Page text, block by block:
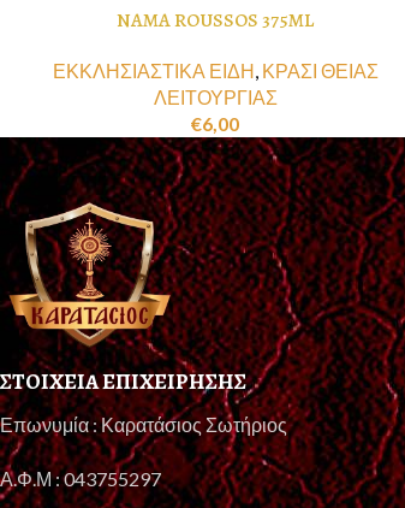
NAMA ROUSSOS 375ML
ΕΚΚΛΗΣΙΑΣΤΙΚΑ ΕΙΔΗ, ΚΡΑΣΙ ΘΕΙΑΣ
ΛΕΙΤΟΥΡΓΙΑΣ
€6,00
ΣΤΟΙΧΕΙΑ ΕΠΙΧΕΙΡΗΣΗΣ
Επωνυμία : Καρατάσιος Σωτήριος
Α.Φ.Μ : 043755297